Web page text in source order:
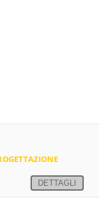
DETTAGLI